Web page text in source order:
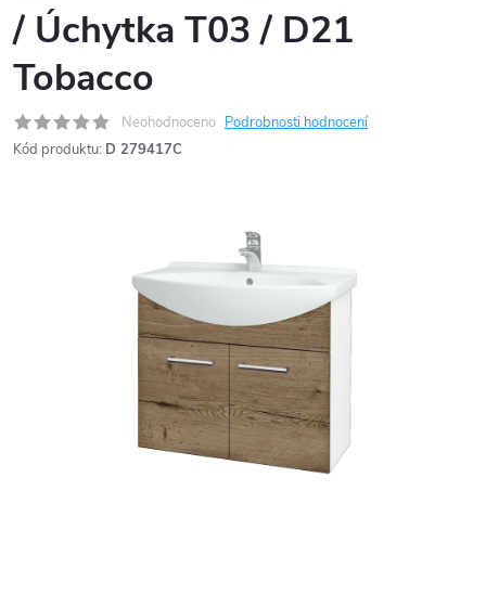
/ Úchytka T03 / D21
Tobacco
Neohodnoceno Podrobnosti hodnocení
Kód produktu: D 279417C